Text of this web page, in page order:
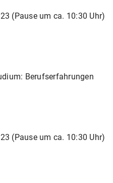
(Pause um ca. 10:30 Uhr)
Berufserfahrungen
(Pause um ca. 10:30 Uhr)